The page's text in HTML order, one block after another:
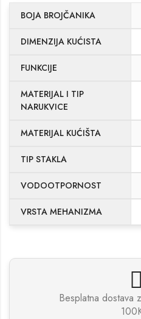
BOJA BROJČANIKA
DIMENZIJA KUĆISTA
FUNKCIJE
MATERIJAL I TIP
NARUKVICE
MATERIJAL KUĆIŠTA
TIP STAKLA
VODOOTPORNOST
VRSTA MEHANIZMA
Besplatna dostava